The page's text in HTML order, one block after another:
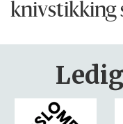
knivstikking